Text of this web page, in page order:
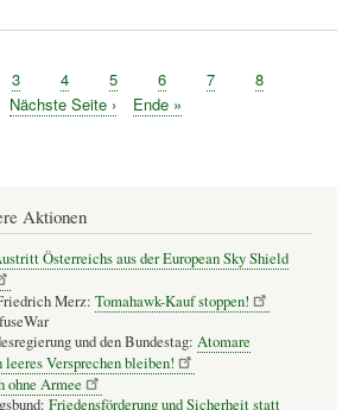
Seite
3 Seite
4 Seite
5 Seite
6 Seite
7 Seite
8
Nächste
Nächste Seite ›
Letzte
Ende »
Aktionen
Österreichs aus der European Sky Shield
Merz: Tomahawk-Kauf stoppen!
und den Bundestag: Atomare
Versprechen bleiben!
ohne Armee
Friedensförderung und Sicherheit statt